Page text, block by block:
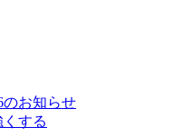
のお知らせ
する